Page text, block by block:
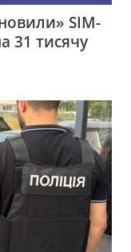
SIM-
31 тисячу